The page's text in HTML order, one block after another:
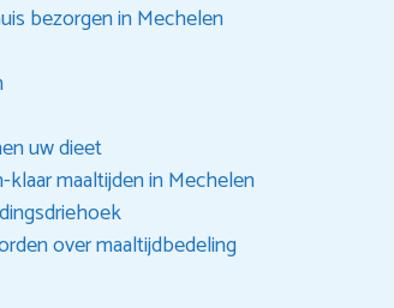
bezorgen in Mechelen
uw dieet
maaltijden in Mechelen
over maaltijdbedeling